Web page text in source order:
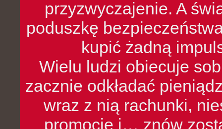
przyzwyczajenie. A
poduszkę
kupić żadną
Wielu ludzi obiecuje
zacznie odkładać
wraz z nią rachunki,
promocje i… znów